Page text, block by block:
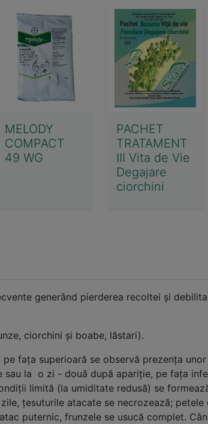
MELODY
COMPACT
49 WG
PACHET
TRATAMENT
III Vita de Vie
Degajare
ciorchini
generând pierderea recoltei şi
ciorchini şi boabe, lăstari).
faţa superioară se observă prezenţa
la o zi - două după apariţie, pe faţa
limită (la umiditate redusă) se
ţesuturile atacate se necrozează;
puternic, frunzele se usucă complet.